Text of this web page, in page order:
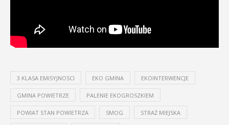
3 KLASA EMISYJNOSCI EKO GMINA EKOINTERWENCJE
GMINA POWIETRZE PALENIE EKOGROSZKIEM
POWIAT STAN POWIETRZA SMOG STRAŻ MIEJSKA